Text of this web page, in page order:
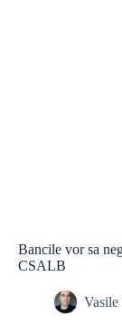
Bancile vor sa
CSALB
Vasile